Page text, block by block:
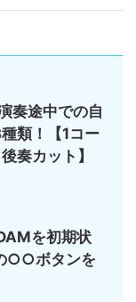
奏途中での自
類！【1コー
奏カット】
を初期状
○○ボタンを